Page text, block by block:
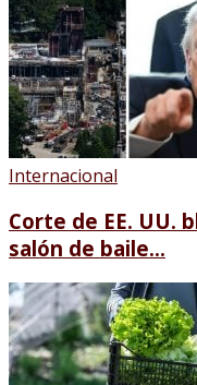
Internacional
Corte de EE. UU.
salón de baile...